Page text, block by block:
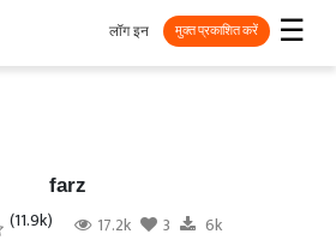
☰
लॉग इन मुक्त प्रकाशित करें
farz
(11.9k) 17.2k 3 6k